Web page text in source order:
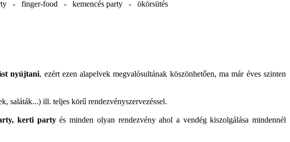
- finger-food - kemencés party - ökörsütés
nyújtani, ezért ezen alapelvek megvalósultának köszönhetően, ma már éves szinten
saláták...) ill. teljes körű rendezvényszervezéssel.
kerti partyés minden olyan rendezvény ahol a vendég kiszolgálása mindennél